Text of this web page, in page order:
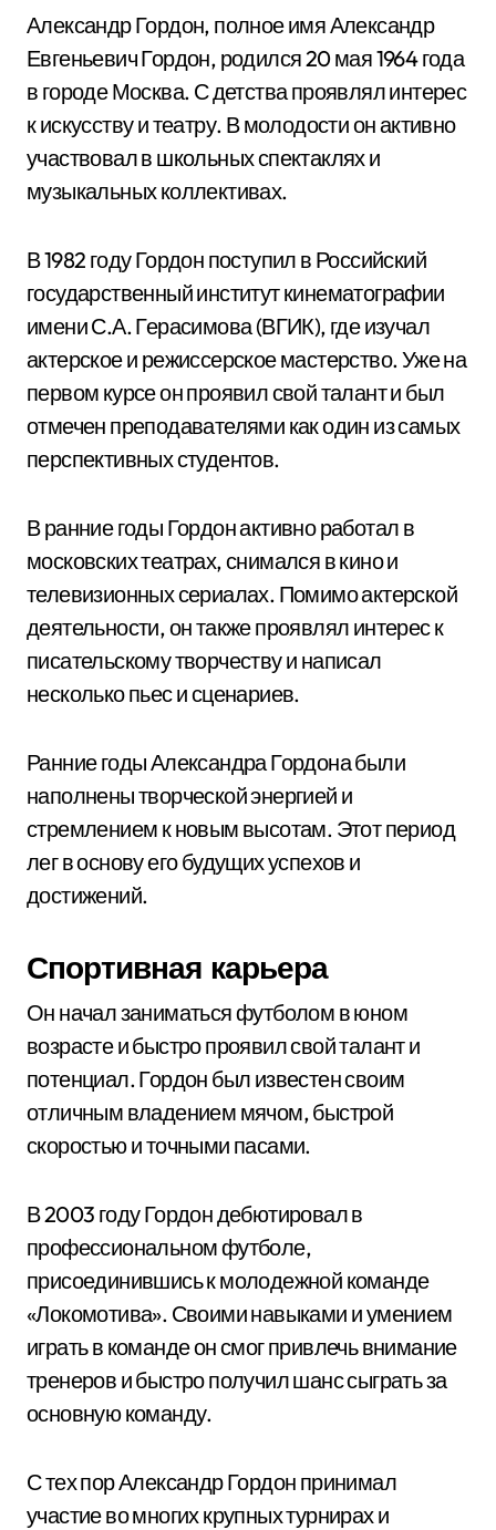
Александр Гордон, полное имя Александр
Евгеньевич Гордон, родился 20 мая 1964 года
в городе Москва. С детства проявлял интерес
к искусству и театру. В молодости он активно
участвовал в школьных спектаклях и
музыкальных коллективах.
В 1982 году Гордон поступил в Российский
государственный институт кинематографии
имени С.А. Герасимова (ВГИК), где изучал
актерское и режиссерское мастерство. Уже на
первом курсе он проявил свой талант и был
отмечен преподавателями как один из самых
перспективных студентов.
В ранние годы Гордон активно работал в
московских театрах, снимался в кино и
телевизионных сериалах. Помимо актерской
деятельности, он также проявлял интерес к
писательскому творчеству и написал
несколько пьес и сценариев.
Ранние годы Александра Гордона были
наполнены творческой энергией и
стремлением к новым высотам. Этот период
лег в основу его будущих успехов и
достижений.
Спортивная карьера
Он начал заниматься футболом в юном
возрасте и быстро проявил свой талант и
потенциал. Гордон был известен своим
отличным владением мячом, быстрой
скоростью и точными пасами.
В 2003 году Гордон дебютировал в
профессиональном футболе,
присоединившись к молодежной команде
«Локомотива». Своими навыками и умением
играть в команде он смог привлечь внимание
тренеров и быстро получил шанс сыграть за
основную команду.
С тех пор Александр Гордон принимал
участие во многих крупных турнирах и